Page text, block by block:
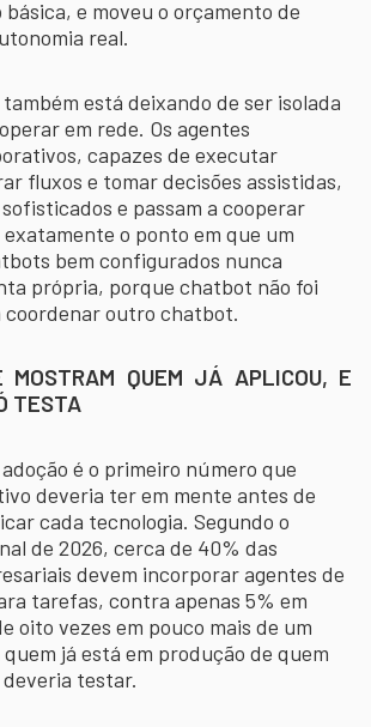
e moveu o orçamento de
real.
está deixando de ser isolada
em rede. Os agentes
capazes de executar
fluxos e tomar decisões assistidas,
e passam a cooperar
o ponto em que um
bem configurados nunca
própria, porque chatbot não foi
coordenar outro chatbot.
MOSTRAM QUEM JÁ APLICOU, E
TESTA
é o primeiro número que
deveria ter em mente antes de
cada tecnologia. Segundo o
de 2026, cerca de 40% das
devem incorporar agentes de
tarefas, contra apenas 5% em
oito vezes em pouco mais de um
já está em produção de quem
testar.